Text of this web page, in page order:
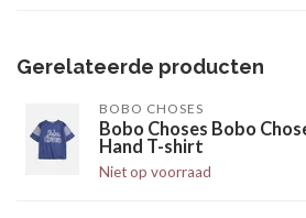
Gerelateerde producten
BOBO CHOSES
Bobo Choses Bobo
Hand T-shirt
Niet op voorraad